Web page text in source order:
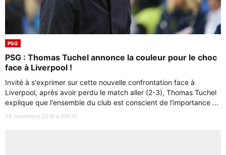
PSG
PSG : Thomas Tuchel annonce la couleur pour le choc
face à Liverpool !
Invité à s'exprimer sur cette nouvelle confrontation face à
Liverpool, après avoir perdu le match aller (2-3), Thomas Tuchel
explique que l'ensemble du club est conscient de l'importance ...
26 novembre 2018 à 00h15